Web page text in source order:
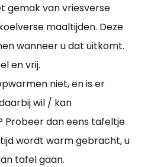
gemak van vriesverse
maaltijden. Deze
wanneer u dat uitkomt.
en vrij.
niet, en is er
wil / kan
Probeer dan eens tafeltje
wordt warm gebracht, u
tafel gaan.